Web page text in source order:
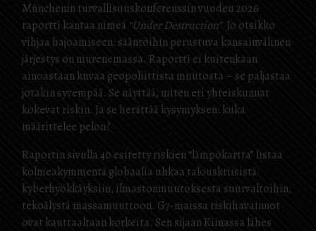
Münchenin turvallisuuskonferenssin vuoden 2026
raportti kantaa nimeä “Under Destruction”. Jo otsikko
vihjaa hajoamiseen: sääntöihin perustuva kansainvälinen
järjestys on murenemassa. Raportti ei kuitenkaan
ainoastaan kuvaa geopoliittista muutosta – se paljastaa
jotakin syvempää. Se näyttää, miten eri yhteiskunnat
kokevat riskin. Ja se herättää kysymyksen: kuka
määrittelee pelon?
Raportin sivulla 40 esitetty riskien “lämpökartta” listaa
kolmeakymmentä globaalia uhkaa talouskriisistä
kyberhyökkäyksiin, ilmastonmuutoksesta suurvaltoihin,
tekoälystä massamuuttoon. G7-maissa riskihavainnot
ovat kauttaaltaan korkeita. Sen sijaan Kiinassa lähes